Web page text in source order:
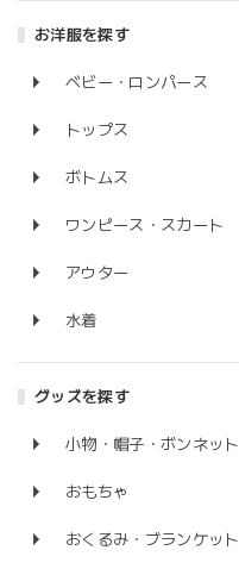
お洋服を探す
ベビー・ロンパース
トップス
ボトムス
ワンピース・スカート
アウター
水着
グッズを探す
小物・帽子・ボンネット
おもちゃ
おくるみ・ブランケット